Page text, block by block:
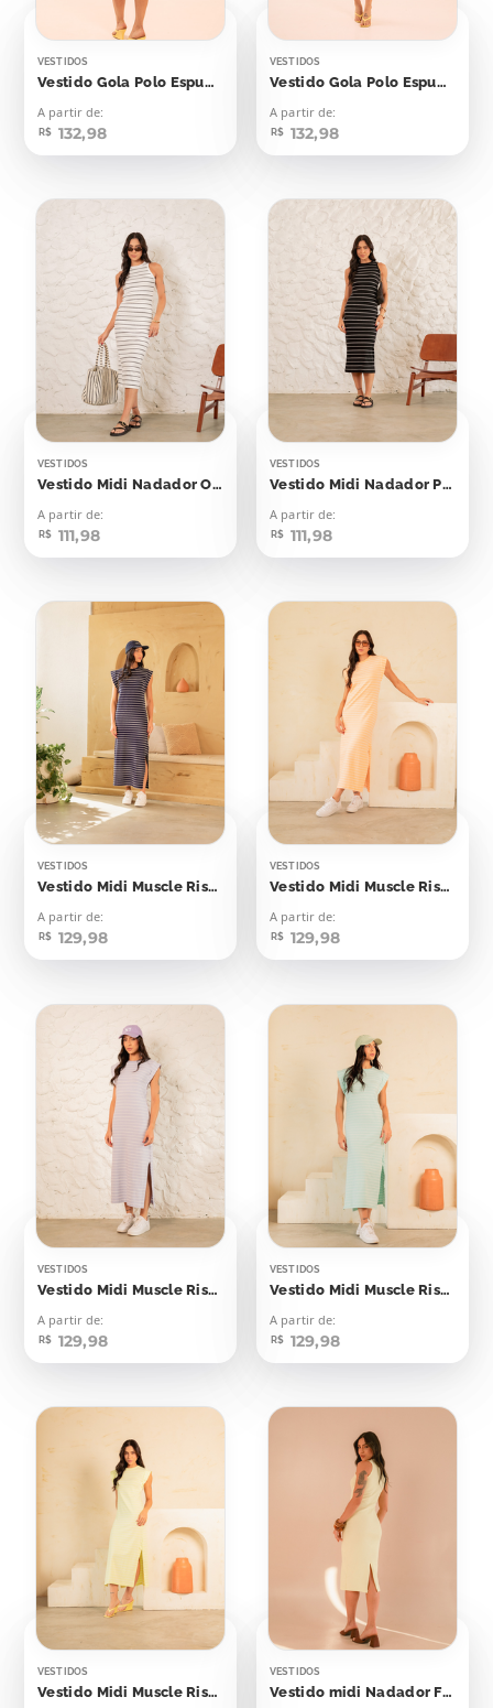
VESTIDOS
Vestido Gola Polo Espumante Rosê
A partir de:
R$ 132,98
VESTIDOS
Vestido Gola Polo Espumante Rosé
A partir de:
R$ 132,98
VESTIDOS
Vestido Midi Nadador Off Listras Pretas
A partir de:
R$ 111,98
VESTIDOS
Vestido Midi Nadador Preto Listras Off
A partir de:
R$ 111,98
VESTIDOS
Vestido Midi Muscle Risca de Giz Azul Marinho
A partir de:
R$ 129,98
VESTIDOS
Vestido Midi Muscle Risca de Giz Laranja Candy
A partir de:
R$ 129,98
VESTIDOS
Vestido Midi Muscle Risca de Giz Lilás
A partir de:
R$ 129,98
VESTIDOS
Vestido Midi Muscle Risca de Giz Verde Bebê
A partir de:
R$ 129,98
VESTIDOS
Vestido Midi Muscle Risca de Giz Amarelo Bebê
VESTIDOS
Vestido midi Nadador Flash Yellow